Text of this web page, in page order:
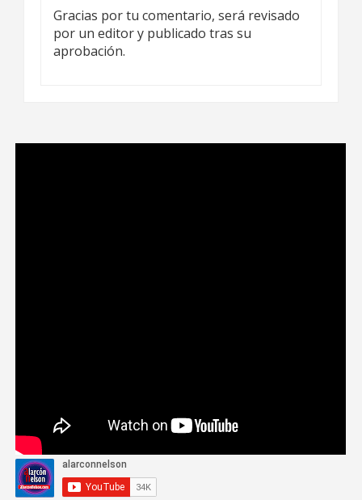
Gracias por tu comentario, será revisado
por un editor y publicado tras su
aprobación.